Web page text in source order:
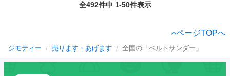
全492件中 1-50件表示
ページTOPへ
ジモティー 売ります・あげます 全国の「ベルトサンダー」